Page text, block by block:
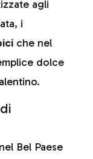
agli
i
che nel
dolce
Bel Paese